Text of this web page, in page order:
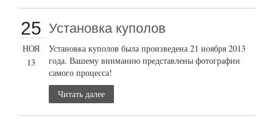
25
НОЯ
13
Установка куполов
Установка куполов была произведена 21 ноября 2013
года. Вашему вниманию представлены фотографии
самого процесса!
Читать далее